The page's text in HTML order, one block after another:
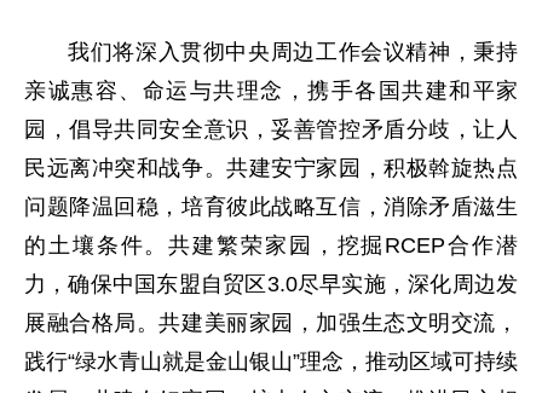
我们将深入贯彻中央周边工作会议精神，秉持
亲诚惠容、命运与共理念，携手各国共建和平家
园，倡导共同安全意识，妥善管控矛盾分歧，让人
民远离冲突和战争。共建安宁家园，积极斡旋热点
问题降温回稳，培育彼此战略互信，消除矛盾滋生
的土壤条件。共建繁荣家园，挖掘RCEP合作潜
力，确保中国东盟自贸区3.0尽早实施，深化周边发
展融合格局。共建美丽家园，加强生态文明交流，
践行“绿水青山就是金山银山”理念，推动区域可持续